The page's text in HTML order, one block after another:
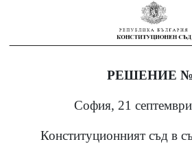
РЕШЕНИЕ
София, 21
Конституционният съд в